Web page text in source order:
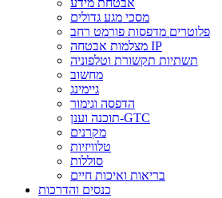
אבטחת מידע
מסכי מגע גדולים
פלוטרים מדפסות פורמט רחב
מצלמות אבטחה IP
תשתיות תקשורת וטלפוניה
מחשוב
גיימינג
הדפסה וגימור
תוכנה וענן-GTC
מקרנים
טלוויזיות
סוללות
בריאות ואיכות חיים
כנסים והדרכות